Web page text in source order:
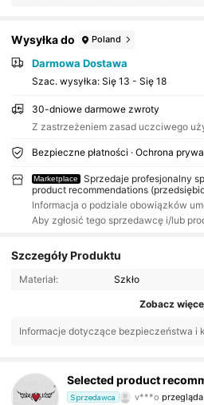
Wysyłka do Poland
Darmowa Dostawa
Szac. wysyłka: Się 13 - Się 18
30-dniowe darmowe zwroty
Z zastrzeżeniem zasad uczciwego
Bezpieczne płatności · Ochrona
Marketplace
Sprzedaje profesjonalny
product recommendations
Informacja o podziale obowiązków
Aby zgłosić tego sprzedawcę i/lub
Szczegóły Produktu
Materiał: Szkło
Zobacz
Informacje dotyczące bezpieczeństwa i
Selected product
Sprzedawca
v***oprzegląda
4,86
1.6K